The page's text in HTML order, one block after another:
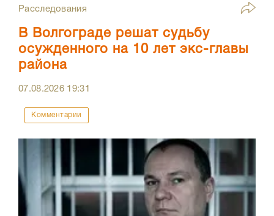
Расследования
В Волгограде решат судьбу
осужденного на 10 лет экс-главы
района
07.08.2026 19:31
Комментарии